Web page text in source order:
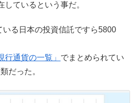
しているという事だ。
いる日本の投資信託ですら5800
行通貨の一覧」 でまとめられてい
だった。